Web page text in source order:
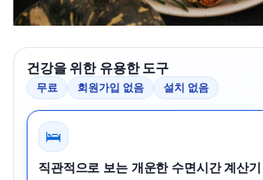
건강을 위한 유용한 도구
무료 회원가입 없음 설치 없음
🛌
직관적으로 보는 개운한 수면시간 계산기